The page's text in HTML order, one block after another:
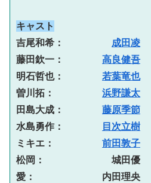
キャスト
吉尾和希： 成田凌
藤田欽一： 高良健吾
明石哲也： 若葉竜也
曽川拓： 浜野謙太
田島大成： 藤原季節
水島勇作：
目次立樹
ミキエ： 前田敦子
松岡：　　　　　　　城田優
愛：　　　　　　　内田理央